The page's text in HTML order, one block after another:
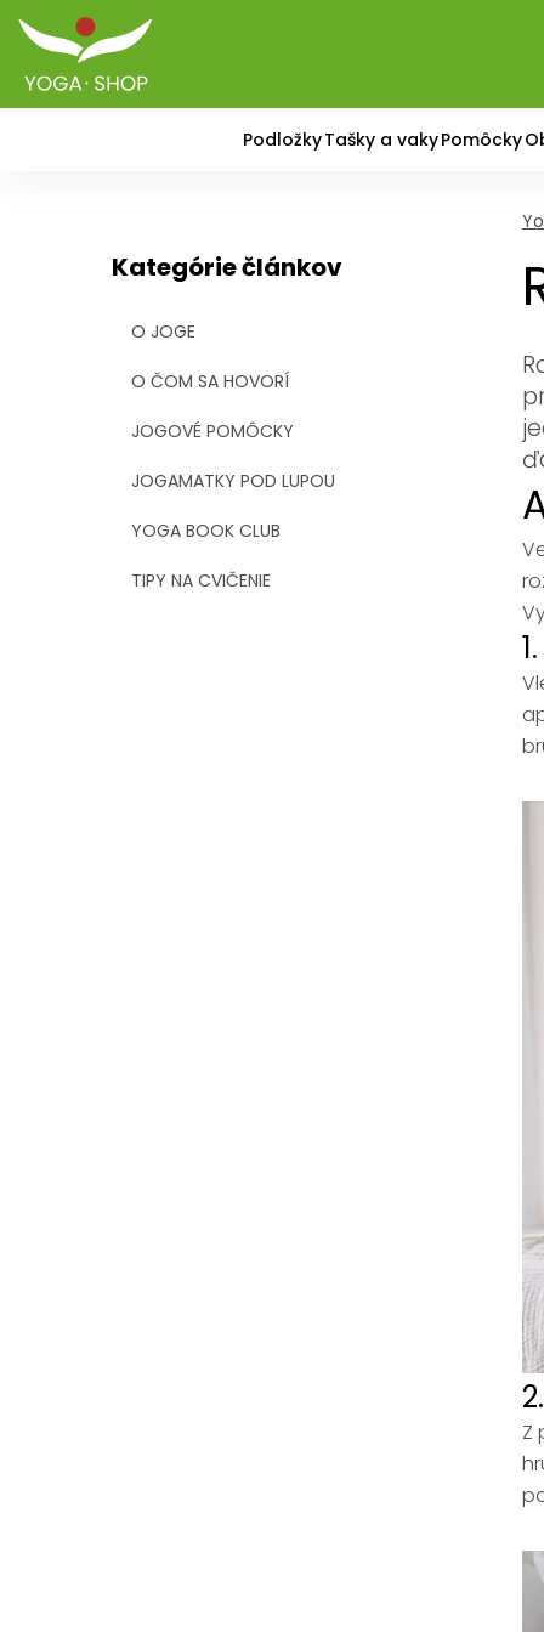
PodložkyTašky a vakyPomôcky
Kategórie článkov
O JOGE
O ČOM SA HOVORÍ
JOGOVÉ POMÔCKY
JOGAMATKY POD LUPOU
YOGA BOOK CLUB
TIPY NA CVIČENIE
Z